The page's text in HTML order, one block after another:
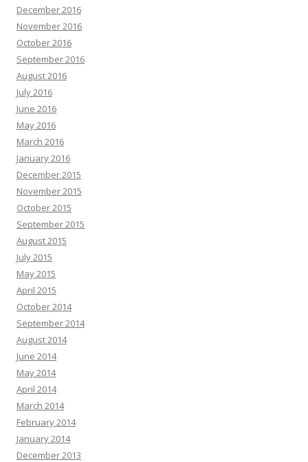
December 2016
November 2016
October 2016
September 2016
August 2016
July 2016
June 2016
May 2016
March 2016
January 2016
December 2015
November 2015
October 2015
September 2015
August 2015
July 2015
May 2015
April 2015
October 2014
September 2014
August 2014
June 2014
May 2014
April 2014
March 2014
February 2014
January 2014
December 2013